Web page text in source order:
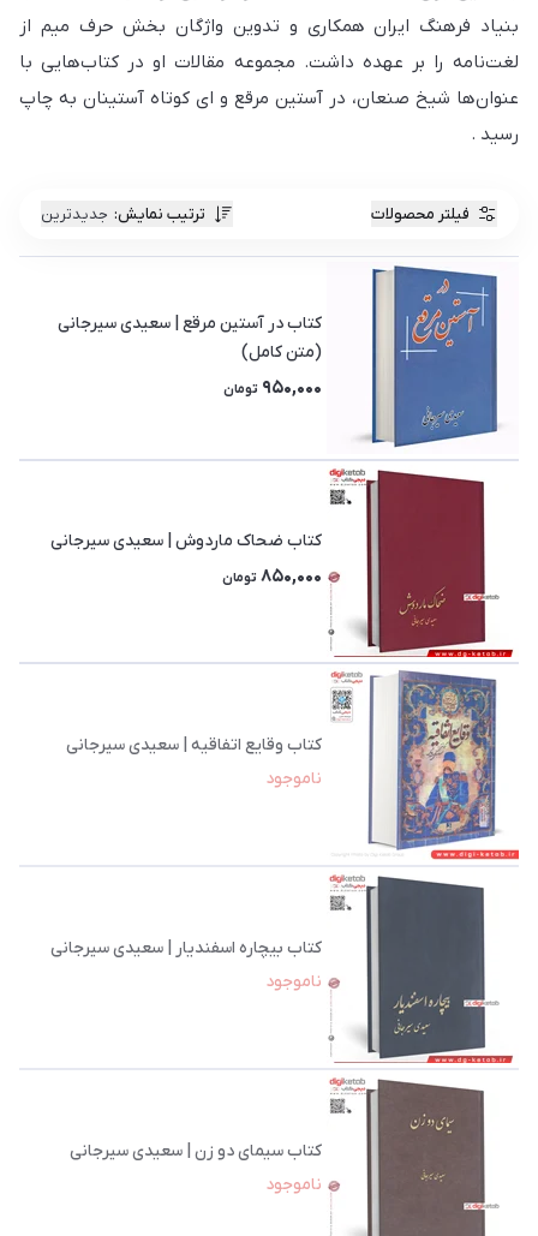
بنیاد فرهنگ ایران همکاری و تدوین واژگان بخش حرف میم از
لغت‌نامه را بر عهده داشت. مجموعه مقالات او در کتاب‌هایی با
عنوان‌ها شیخ صنعان، در آستین مرقع و ای کوتاه آستینان به چاپ
رسید .
فیلتر محصولات ترتیب نمایش: جدیدترین
کتاب در آستین مرقع | سعیدی سیرجانی
(متن کامل)
950,000 تومان
کتاب ضحاک ماردوش | سعیدی سیرجانی
850,000 تومان
کتاب وقایع اتفاقیه | سعیدی سیرجانی
ناموجود
کتاب بیچاره اسفندیار | سعیدی سیرجانی
ناموجود
کتاب سیمای دو زن | سعیدی سیرجانی
ناموجود